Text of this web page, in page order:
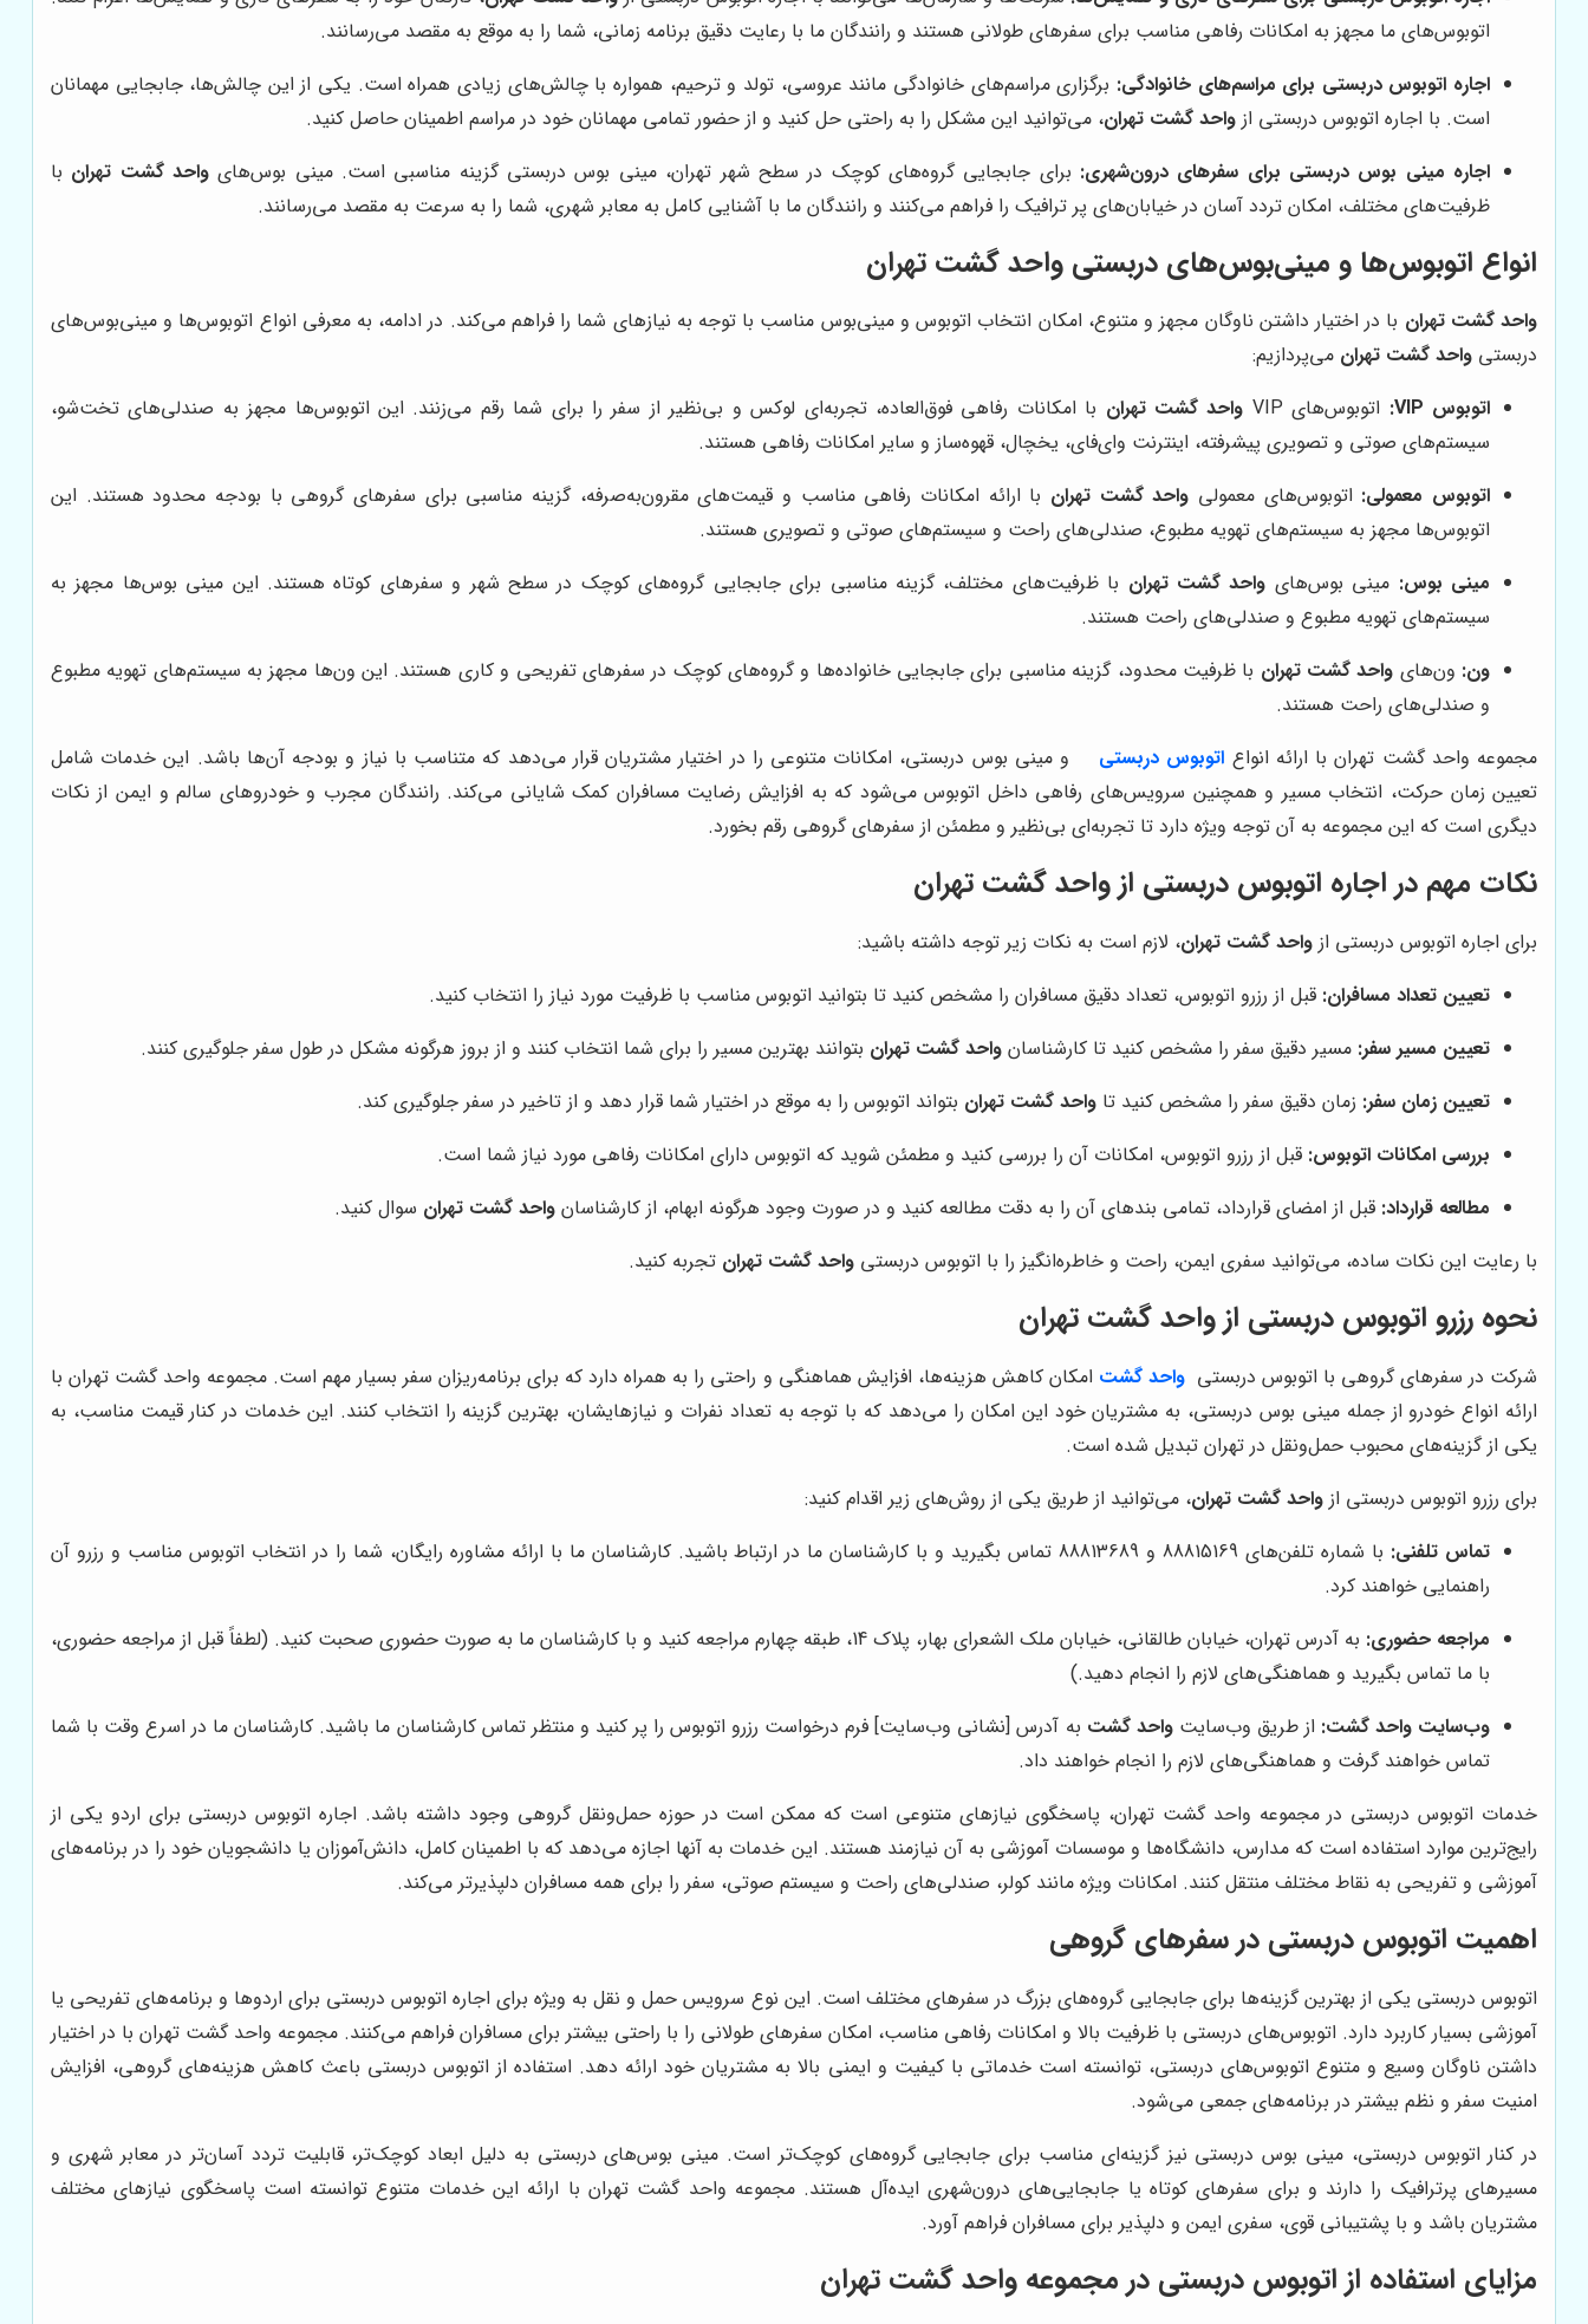
اتوبوس‌های ما مجهز به امکانات رفاهی مناسب برای سفرهای طولانی هستند و رانندگان ما با رعایت دقیق برنامه زمانی، شما را به موقع به مقصد می‌رسانند.
اجاره اتوبوس دربستی برای مراسم‌های خانوادگی: برگزاری مراسم‌های خانوادگی مانند عروسی، تولد و ترحیم، همواره با چالش‌های زیادی همراه است. یکی از این چالش‌ها، جابجایی مهمانان
است. با اجاره اتوبوس دربستی از واحد گشت تهران، می‌توانید این مشکل را به راحتی حل کنید و از حضور تمامی مهمانان خود در مراسم اطمینان حاصل کنید.
اجاره مینی بوس دربستی برای سفرهای درون‌شهری: برای جابجایی گروه‌های کوچک در سطح شهر تهران، مینی بوس دربستی گزینه مناسبی است. مینی بوس‌هایواحد گشت تهران با
ظرفیت‌های مختلف، امکان تردد آسان در خیابان‌های پر ترافیک را فراهم می‌کنند و رانندگان ما با آشنایی کامل به معابر شهری، شما را به سرعت به مقصد می‌رسانند.
انواع اتوبوس‌ها و مینی‌بوس‌های دربستی واحد گشت تهران
واحد گشت تهران با در اختیار داشتن ناوگان مجهز و متنوع، امکان انتخاب اتوبوس و مینی‌بوس مناسب با توجه به نیازهای شما را فراهم می‌کند. در ادامه، به معرفی انواع اتوبوس‌ها و مینی‌بوس‌های
دربستی واحد گشت تهران می‌پردازیم:
اتوبوس VIP:
اتوبوس‌های VIP واحد گشت تهران با امکانات رفاهی فوق‌العاده، تجربه‌ای لوکس و بی‌نظیر از سفر را برای شما رقم می‌زنند. این اتوبوس‌ها مجهز به صندلی‌های تخت‌شو،
سیستم‌های صوتی و تصویری پیشرفته، اینترنت وای‌فای، یخچال، قهوه‌ساز و سایر امکانات رفاهی هستند.
اتوبوس معمولی: اتوبوس‌های معمولی واحد گشت تهران با ارائه امکانات رفاهی مناسب و قیمت‌های مقرون‌به‌صرفه، گزینه مناسبی برای سفرهای گروهی با بودجه محدود هستند. این
اتوبوس‌ها مجهز به سیستم‌های تهویه مطبوع، صندلی‌های راحت و سیستم‌های صوتی و تصویری هستند.
مینی بوس: مینی بوس‌های واحد گشت تهران با ظرفیت‌های مختلف، گزینه مناسبی برای جابجایی گروه‌های کوچک در سطح شهر و سفرهای کوتاه هستند. این مینی بوس‌ها مجهز به
سیستم‌های تهویه مطبوع و صندلی‌های راحت هستند.
ون: ون‌های واحد گشت تهران با ظرفیت محدود، گزینه مناسبی برای جابجایی خانواده‌ها و گروه‌های کوچک در سفرهای تفریحی و کاری هستند. این ون‌ها مجهز به سیستم‌های تهویه مطبوع
و صندلی‌های راحت هستند.
مجموعه واحد گشت تهران با ارائه انواع اتوبوس دربستی
و مینی بوس دربستی، امکانات متنوعی را در اختیار مشتریان قرار می‌دهد که متناسب با نیاز و بودجه آن‌ها باشد. این خدمات شامل
تعیین زمان حرکت، انتخاب مسیر و همچنین سرویس‌های رفاهی داخل اتوبوس می‌شود که به افزایش رضایت مسافران کمک شایانی می‌کند. رانندگان مجرب و خودروهای سالم و ایمن از نکات
دیگری است که این مجموعه به آن توجه ویژه دارد تا تجربه‌ای بی‌نظیر و مطمئن از سفرهای گروهی رقم بخورد.
نکات مهم در اجاره اتوبوس دربستی ازواحد گشت تهران
برای اجاره اتوبوس دربستی از واحد گشت تهران، لازم است به نکات زیر توجه داشته باشید:
تعیین تعداد مسافران: قبل از رزرو اتوبوس، تعداد دقیق مسافران را مشخص کنید تا بتوانید اتوبوس مناسب با ظرفیت مورد نیاز را انتخاب کنید.
تعیین مسیر سفر: مسیر دقیق سفر را مشخص کنید تا کارشناسان واحد گشت تهران بتوانند بهترین مسیر را برای شما انتخاب کنند و از بروز هرگونه مشکل در طول سفر جلوگیری کنند.
تعیین زمان سفر: زمان دقیق سفر را مشخص کنید تا واحد گشت تهران بتواند اتوبوس را به موقع در اختیار شما قرار دهد و از تاخیر در سفر جلوگیری کند.
بررسی امکانات اتوبوس: قبل از رزرو اتوبوس، امکانات آن را بررسی کنید و مطمئن شوید که اتوبوس دارای امکانات رفاهی مورد نیاز شما است.
مطالعه قرارداد: قبل از امضای قرارداد، تمامی بندهای آن را به دقت مطالعه کنید و در صورت وجود هرگونه ابهام، از کارشناسان واحد گشت تهران سوال کنید.
با رعایت این نکات ساده، می‌توانید سفری ایمن، راحت و خاطره‌انگیز را با اتوبوس دربستی واحد گشت تهران تجربه کنید.
نحوه رزرو اتوبوس دربستی ازواحد گشت تهران
شرکت در سفرهای گروهی با اتوبوس دربستی واحد گشت امکان کاهش هزینه‌ها، افزایش هماهنگی و راحتی را به همراه دارد که برای برنامه‌ریزان سفر بسیار مهم است. مجموعه واحد گشت تهران با
ارائه انواع خودرو از جمله مینی بوس دربستی، به مشتریان خود این امکان را می‌دهد که با توجه به تعداد نفرات و نیازهایشان، بهترین گزینه را انتخاب کنند. این خدمات در کنار قیمت مناسب، به
یکی از گزینه‌های محبوب حمل‌ونقل در تهران تبدیل شده است.
برای رزرو اتوبوس دربستی از واحد گشت تهران، می‌توانید از طریق یکی از روش‌های زیر اقدام کنید:
تماس تلفنی:
با شماره تلفن‌های 88815169 و 88813689 تماس بگیرید و با کارشناسان ما در ارتباط باشید. کارشناسان ما با ارائه مشاوره رایگان، شما را در انتخاب اتوبوس مناسب و رزرو آن
راهنمایی خواهند کرد.
مراجعه حضوری:
به آدرس تهران، خیابان طالقانی، خیابان ملک الشعرای بهار، پلاک 14، طبقه چهارم مراجعه کنید و با کارشناسان ما به صورت حضوری صحبت کنید. (لطفاً قبل از مراجعه حضوری،
با ما تماس بگیرید و هماهنگی‌های لازم را انجام دهید.)
وب‌سایت واحد گشت: از طریق وب‌سایتواحد گشت به آدرس [نشانی وب‌سایت] فرم درخواست رزرو اتوبوس را پر کنید و منتظر تماس کارشناسان ما باشید. کارشناسان ما در اسرع وقت با شما
تماس خواهند گرفت و هماهنگی‌های لازم را انجام خواهند داد.
خدمات اتوبوس دربستی در مجموعه واحد گشت تهران، پاسخگوی نیازهای متنوعی است که ممکن است در حوزه حمل‌ونقل گروهی وجود داشته باشد. اجاره اتوبوس دربستی برای اردو یکی از
رایج‌ترین موارد استفاده است که مدارس، دانشگاه‌ها و موسسات آموزشی به آن نیازمند هستند. این خدمات به آنها اجازه می‌دهد که با اطمینان کامل، دانش‌آموزان یا دانشجویان خود را در برنامه‌های
آموزشی و تفریحی به نقاط مختلف منتقل کنند. امکانات ویژه مانند کولر، صندلی‌های راحت و سیستم صوتی، سفر را برای همه مسافران دلپذیرتر می‌کند.
اهمیت اتوبوس دربستی در سفرهای گروهی
اتوبوس دربستی یکی از بهترین گزینه‌ها برای جابجایی گروه‌های بزرگ در سفرهای مختلف است. این نوع سرویس حمل و نقل به ویژه برای اجاره اتوبوس دربستی برای اردوها و برنامه‌های تفریحی یا
آموزشی بسیار کاربرد دارد. اتوبوس‌های دربستی با ظرفیت بالا و امکانات رفاهی مناسب، امکان سفرهای طولانی را با راحتی بیشتر برای مسافران فراهم می‌کنند. مجموعه واحد گشت تهران با در اختیار
داشتن ناوگان وسیع و متنوع اتوبوس‌های دربستی، توانسته است خدماتی با کیفیت و ایمنی بالا به مشتریان خود ارائه دهد. استفاده از اتوبوس دربستی باعث کاهش هزینه‌های گروهی، افزایش
امنیت سفر و نظم بیشتر در برنامه‌های جمعی می‌شود.
در کنار اتوبوس دربستی، مینی بوس دربستی نیز گزینه‌ای مناسب برای جابجایی گروه‌های کوچک‌تر است. مینی بوس‌های دربستی به دلیل ابعاد کوچک‌تر، قابلیت تردد آسان‌تر در معابر شهری و
مسیرهای پرترافیک را دارند و برای سفرهای کوتاه یا جابجایی‌های درون‌شهری ایده‌آل هستند. مجموعه واحد گشت تهران با ارائه این خدمات متنوع توانسته است پاسخگوی نیازهای مختلف
مشتریان باشد و با پشتیبانی قوی، سفری ایمن و دلپذیر برای مسافران فراهم آورد.
مزایای استفاده از اتوبوس دربستی در مجموعه واحد گشت تهران